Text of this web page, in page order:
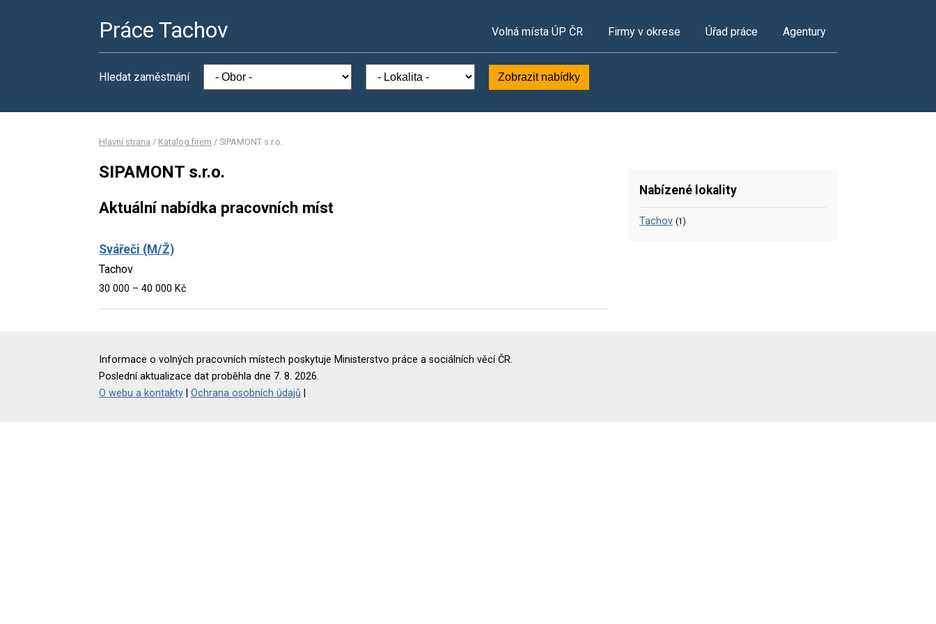
Práce Tachov Volná místa ÚP ČR Firmy v okrese Úřad práce Agentury
Hledat zaměstnání Zobrazit nabídky
Hlavní strana / Katalog firem / SIPAMONT s.r.o.
SIPAMONT s.r.o.
Aktuální nabídka pracovních míst
Svářeči (M/Ž)
Tachov
30 000 – 40 000 Kč
Nabízené lokality
Tachov (1)
Informace o volných pracovních místech poskytuje Ministerstvo práce a sociálních věcí ČR.
Poslední aktualizace dat proběhla dne 7. 8. 2026.
O webu a kontakty
Ochrana osobních údajů